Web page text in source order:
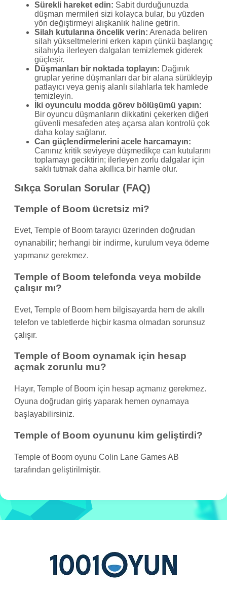
Sürekli hareket edin: Sabit durduğunuzda
düşman mermileri sizi kolayca bular, bu yüzden
yön değiştirmeyi alışkanlık haline getirin.
Silah kutularına öncelik verin: Arenada beliren
silah yükseltmelerini erken kapın çünkü başlangıç
silahıyla ilerleyen dalgaları temizlemek giderek
güçleşir.
Düşmanları bir noktada toplayın: Dağınık
gruplar yerine düşmanları dar bir alana sürükleyip
patlayıcı veya geniş alanlı silahlarla tek hamlede
temizleyin.
İki oyunculu modda görev bölüşümü yapın:
Bir oyuncu düşmanların dikkatini çekerken diğeri
güvenli mesafeden ateş açarsa alan kontrolü çok
daha kolay sağlanır.
Can güçlendirmelerini acele harcamayın:
Canınız kritik seviyeye düşmedikçe can kutularını
toplamayı geciktirin; ilerleyen zorlu dalgalar için
saklı tutmak daha akıllıca bir hamle olur.
Sıkça Sorulan Sorular (FAQ)
Temple of Boom ücretsiz mi?
Evet, Temple of Boom tarayıcı üzerinden doğrudan
oynanabilir; herhangi bir indirme, kurulum veya ödeme
yapmanız gerekmez.
Temple of Boom telefonda veya mobilde
çalışır mı?
Evet, Temple of Boom hem bilgisayarda hem de akıllı
telefon ve tabletlerde hiçbir kasma olmadan sorunsuz
çalışır.
Temple of Boom oynamak için hesap
açmak zorunlu mu?
Hayır, Temple of Boom için hesap açmanız gerekmez.
Oyuna doğrudan giriş yaparak hemen oynamaya
başlayabilirsiniz.
Temple of Boom oyununu kim geliştirdi?
Temple of Boom oyunu Colin Lane Games AB
tarafından geliştirilmiştir.